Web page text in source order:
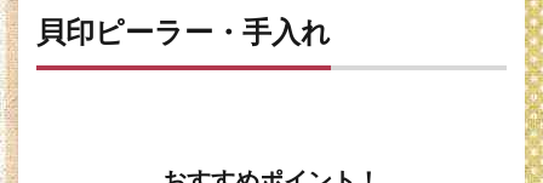
貝印ピーラー・手入れ